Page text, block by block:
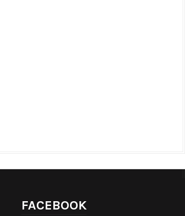
FACEBOOK